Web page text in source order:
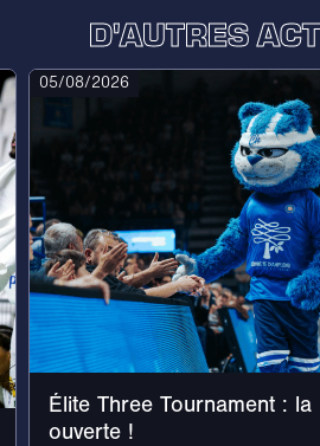
D'AUTRES
05/08/2026
Élite Three Tournament :
ouverte !